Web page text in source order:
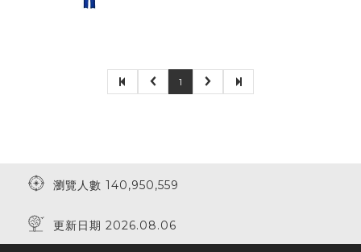
1
瀏覽人數 140,950,559
更新日期 2026.08.06